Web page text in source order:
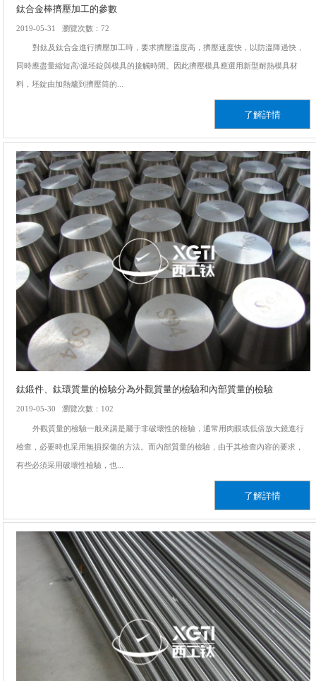
鈦合金棒擠壓加工的參數
2019-05-31 瀏覽次數：72
對鈦及鈦合金進行擠壓加工時，要求擠壓溫度高，擠壓速度快，以防溫降過快，
同時應盡量縮短高\溫坯錠與模具的接觸時間。因此擠壓模具應選用新型耐熱模具材
料，坯錠由加熱爐到擠壓筒的...
了解詳情
鈦鍛件、鈦環質量的檢驗分為外觀質量的檢驗和內部質量的檢驗
2019-05-30 瀏覽次數：102
外觀質量的檢驗一般來講是屬于非破壞性的檢驗，通常用肉眼或低倍放大鏡進行
檢查，必要時也采用無損探傷的方法。而內部質量的檢驗，由于其檢查內容的要求，
有些必須采用破壞性檢驗，也...
了解詳情